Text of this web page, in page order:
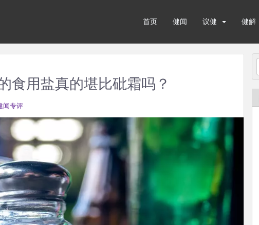
首页 健闻 议健 健解
食用盐真的堪比砒霜吗？
闻专评